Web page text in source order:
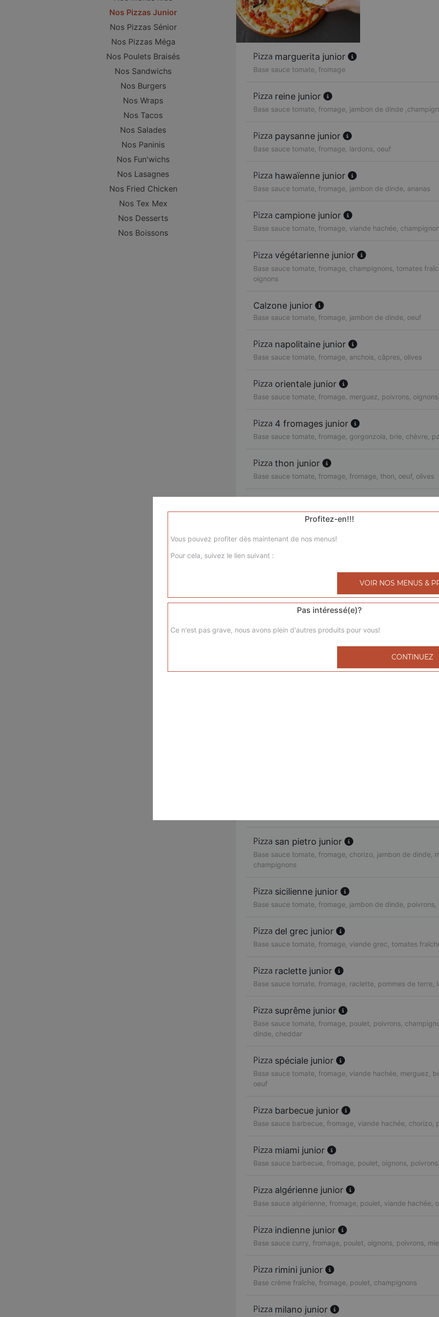
Nos Pizzas Junior
Nos Pizzas Sénior
Nos Pizzas Méga
Nos Poulets Braisés
Nos Sandwichs
Nos Burgers
Nos Wraps
Nos Tacos
Nos Salades
Nos Paninis
Nos Fun'wichs
Nos Lasagnes
Nos Fried Chicken
Nos Tex Mex
Nos Desserts
Nos Boissons
marguerita junior
Base sauce tomate, fromage
reine junior
Base sauce tomate, fromage, jambon de dinde
paysanne junior
Base sauce tomate, fromage, lardons, oeuf
hawaïenne junior
Base sauce tomate, fromage, jambon de dinde, ananas
campione junior
Base sauce tomate, fromage, viande hachée,
végétarienne junior
Base sauce tomate, fromage, champignons, tomates
oignons
Calzone junior
Base sauce tomate, fromage, jambon de dinde, oeuf
napolitaine junior
Base sauce tomate, fromage, anchois, câpres, olives
orientale junior
Base sauce tomate, fromage, merguez, poivrons,
4 fromages junior
Base sauce tomate, fromage, gorgonzola, brie, chèvre,
thon junior
Base sauce tomate, fromage, fromage, thon, oeuf, olives
Base sauce tomate, fromage, chorizo, jambon de dinde,
royale junior
Base sauce tomate, fromage, poulet, viande hachée,
Base sauce tomate, fromage, viande hachée, pommes
Base sauce tomate, fromage, jambon de dinde,
fruits de mer junior
san pietro junior
Base sauce tomate, fromage, chorizo, jambon de dinde,
champignons
sicilienne junior
Base sauce tomate, fromage, jambon de dinde, poivrons,
del grec junior
Base sauce tomate, fromage, viande grec, tomates
raclette junior
Base sauce tomate, fromage, raclette, pommes de terre,
suprême junior
Base sauce tomate, fromage, poulet, poivrons,
dinde, cheddar
spéciale junior
Base sauce tomate, fromage, viande hachée, merguez,
oeuf
barbecue junior
Base sauce barbecue, fromage, viande hachée, chorizo,
miami junior
Base sauce barbecue, fromage, poulet, oignons,
algérienne junior
Base sauce algérienne, fromage, poulet, viande hachée,
indienne junior
Base sauce curry, fromage, poulet, oignons, poivrons,
rimini junior
Base crème fraîche, fromage, poulet, champignons
milano junior
Profitez-en!!!
Vous pouvez profiter dès maintenant de nos menus!
Pour cela, suivez le lien suivant :
VOIR NOS MENUS &
Pas intéressé(e)?
Ce n'est pas grave, nous avons plein d'autres produits pour vous!
CONTINUEZ